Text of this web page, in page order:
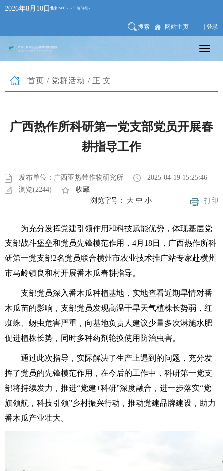
2026年8月10日
搜索 网站主页 | 登录
首页 / 党群活动 /正文
广西热作所科研第一党支部党员开展春
耕指导工作
发布单位：广西亚热带作物研究所
2025-04-19 15:25:46
浏览(2244)
收藏
打印
浏览字号： 大 中 小
为充分发挥党建引领作用和科技赋能优势，体现基层党
支部战斗堡垒和党员先锋模范作用，4月18日，广西热作所科
研第一党支部2名党员联合横州市农业技术推广站专家赴横州
市马岭镇良和村开展番木瓜春耕指导。
支部党员深入番木瓜种植基地，实地查看近期旱情对番
木瓜苗的影响，支部党员发现高温干旱天气植株长势弱，红
蜘蛛、蚜虫危害严重，向基地负责人建议少量多次淋施水肥
促进植株长势，同时多种药剂轮换使用防治虫害。
通过此次指导，实际解决了生产上遇到的问题，充分发
挥了党员的先锋模范作用，在今后的工作中，科研第一党支
部将持续发力，推进“党建+科研”深度融合，进一步落实“党
旗领航，科技引领”乡村振兴行动，推动党建品牌建设，助力
番木瓜产业壮大。